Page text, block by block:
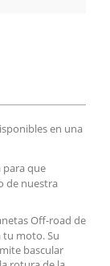
en una
para que
de nuestra
Off-road de
tu moto. Su
bascular